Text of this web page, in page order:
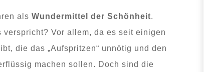
alsWundermittel der Schönheit.
Vor allem, da es seit einigen
die das „Aufspritzen“ unnötig und den
machen sollen. Doch sind die